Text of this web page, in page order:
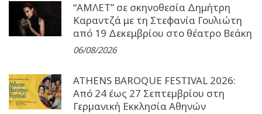
“ΑΜΛΕΤ” σε σκηνοθεσία Δημήτρη
Καραντζά με τη Στεφανία Γουλιώτη
από 19 Δεκεμβρίου στο θέατρο Βεάκη
06/08/2026
ATHENS BAROQUE FESTIVAL 2026:
Από 24 έως 27 Σεπτεµβρίου στη
Γερµανική Εκκλησία Αθηνών